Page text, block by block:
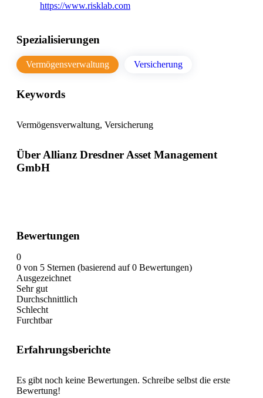
https://www.risklab.com
Spezialisierungen
Vermögensverwaltung Versicherung
Keywords
Vermögensverwaltung, Versicherung
Über Allianz Dresdner Asset Management
GmbH
Bewertungen
0
0 von 5 Sternen (basierend auf 0 Bewertungen)
Ausgezeichnet
Sehr gut
Durchschnittlich
Schlecht
Furchtbar
Erfahrungsberichte
Es gibt noch keine Bewertungen. Schreibe selbst die erste
Bewertung!